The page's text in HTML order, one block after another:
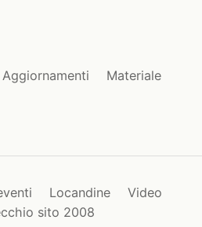
Aggiornamenti
Materiale
Locandine
Video
sito 2008